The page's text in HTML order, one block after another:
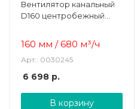
Вентилятор канальный
D160 центробежный
160 мм / 680 м³/ч
Арт.: 0030245
6 698 р.
В корзину